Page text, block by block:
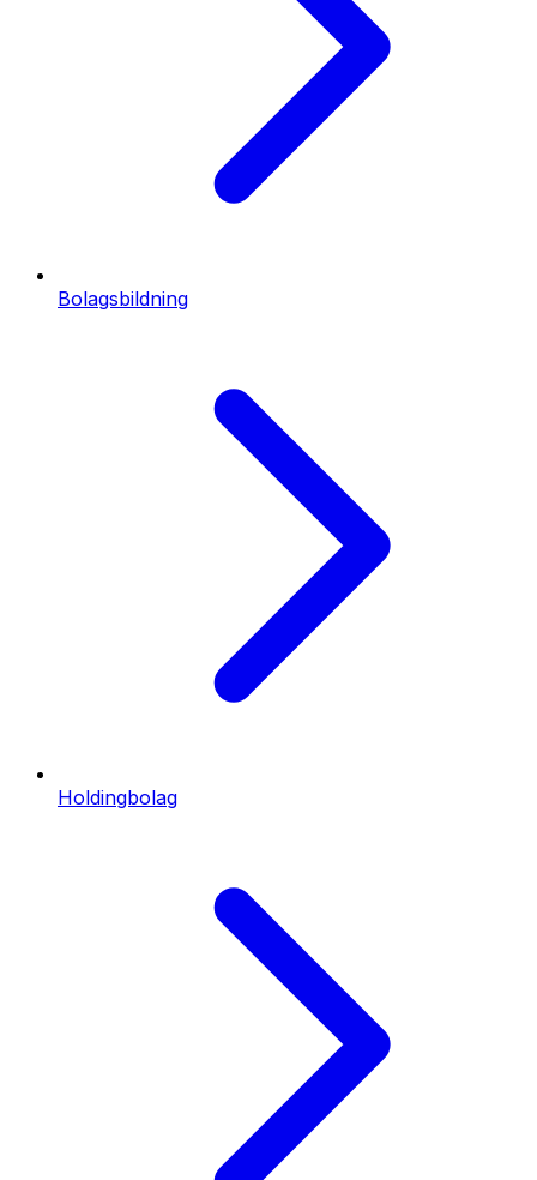
Bolagsbildning
Holdingbolag